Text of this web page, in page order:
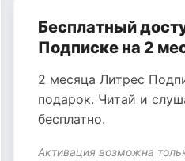
Бесплатный
Подписке на 2
2 месяца Литрес
подарок. Читай и
бесплатно.
Активация возможна